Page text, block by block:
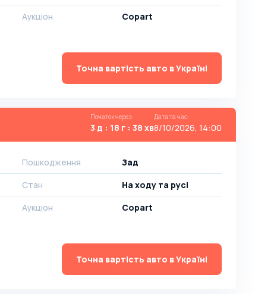
Аукціон
Copart
Точна вартість авто в Україні
Початок через:
3 д : 18 г : 38 хв
Дата та час:
8/10/2026, 14:00
Пошкодження
Зад
Стан
На ​​ходу та русі
Аукціон
Copart
Точна вартість авто в Україні